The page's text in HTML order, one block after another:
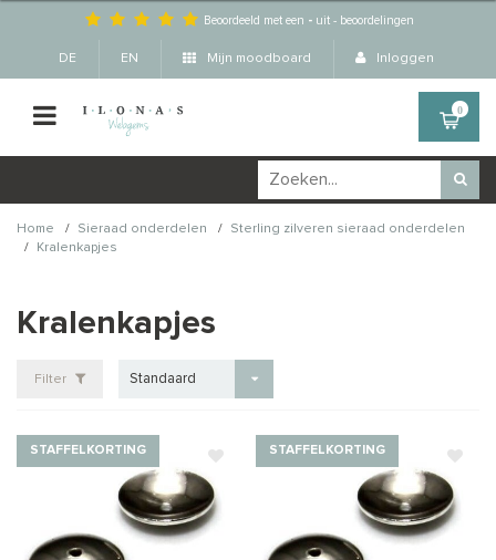
Beoordeeld met een - uit -beoordelingen
DE EN Mijn moodboard Inloggen
0
Home / Sieraad onderdelen /
Sterling zilveren sieraad onderdelen
/
Kralenkapjes
Kralenkapjes
Filter Standaard
STAFFELKORTING STAFFELKORTING